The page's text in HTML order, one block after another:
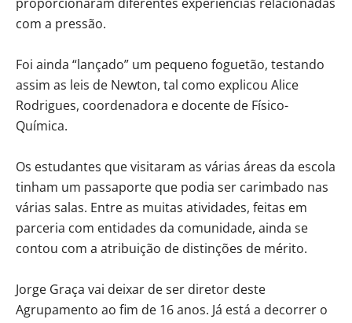
com a pressão.
Foi ainda “lançado” um pequeno foguetão, testando
assim as leis de Newton, tal como explicou Alice
Rodrigues, coordenadora e docente de Físico-
Química.
Os estudantes que visitaram as várias áreas da escola
tinham um passaporte que podia ser carimbado nas
várias salas. Entre as muitas atividades, feitas em
parceria com entidades da comunidade, ainda se
contou com a atribuição de distinções de mérito.
Jorge Graça vai deixar de ser diretor deste
Agrupamento ao fim de 16 anos. Já está a decorrer o